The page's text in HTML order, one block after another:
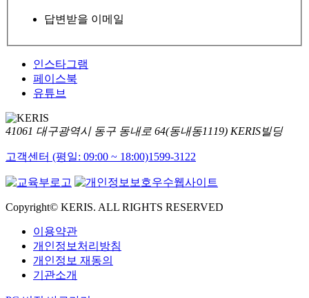
답변받을 이메일
인스타그램
페이스북
유튜브
41061 대구광역시 동구 동내로 64(동내동1119) KERIS빌딩
고객센터 (평일: 09:00 ~ 18:00)1599-3122
Copyright© KERIS. ALL RIGHTS RESERVED
이용약관
개인정보처리방침
개인정보 재동의
기관소개